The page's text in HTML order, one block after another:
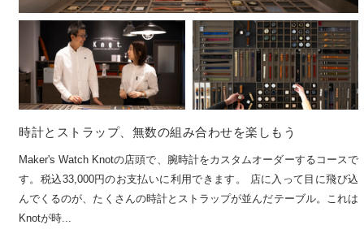
時計とストラップ、無数の組み合わせを楽しもう
Maker's Watch Knotの店頭で、腕時計をカスタムオーダーするコースで
す。税込33,000円のお支払いに利用できます。 店に入って目に飛び込
んでくるのが、たくさんの時計とストラップが並んだテーブル。これは
Knotが時...